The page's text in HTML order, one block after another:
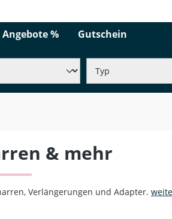
Angebote % Gutschein
& mehr
Verlängerungen und Adapter.